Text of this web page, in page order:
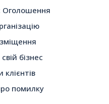
Оголошення
бізнес
клієнтів
помилку